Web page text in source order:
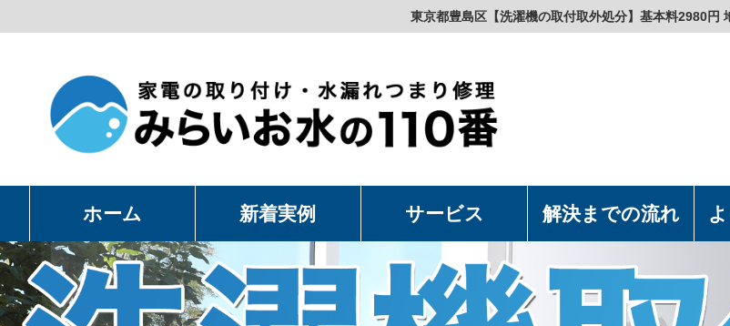
東京都豊島区【洗濯機の取付取外処分】基本料2980円
ホーム 新着実例 サービス
洗濯機の取付・取外
温水洗浄便座の取付・取外
卓上食洗機の取付・取外
水漏れつまり修理
解決までの流れ